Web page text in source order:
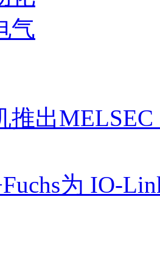
气
推出
为 IO-